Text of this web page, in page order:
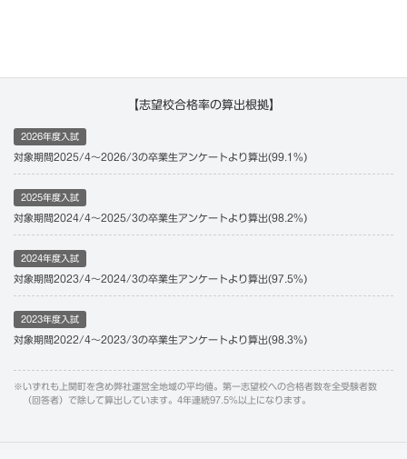
【志望校合格率の算出根拠】
2026年度入試
対象期間2025/4〜2026/3の卒業生アンケートより算出(99.1%)
2025年度入試
対象期間2024/4〜2025/3の卒業生アンケートより算出(98.2%)
2024年度入試
対象期間2023/4〜2024/3の卒業生アンケートより算出(97.5%)
2023年度入試
対象期間2022/4〜2023/3の卒業生アンケートより算出(98.3%)
※いずれも上関町を含め弊社運営全地域の平均値。第一志望校への合格者数を全受験者数
（回答者）で除して算出しています。4年連続97.5%以上になります。